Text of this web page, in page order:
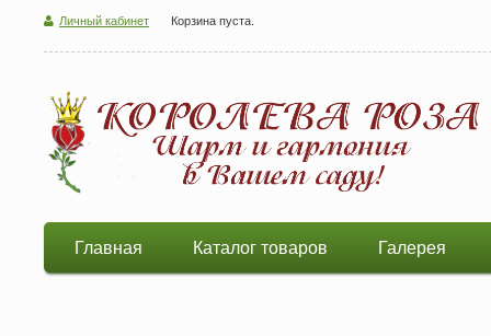
Личный кабинет Корзина пуста.
Главная Каталог товаров Галерея